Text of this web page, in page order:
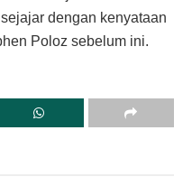
dengan kenyataan
Poloz sebelum ini.